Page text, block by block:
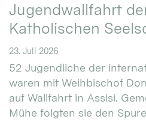
Jugendwallfahrt
Katholischen
23. Juli 2026
52 Jugendliche der
waren mit Weihbischof
auf Wallfahrt in Assisi.
Mühe folgten sie den